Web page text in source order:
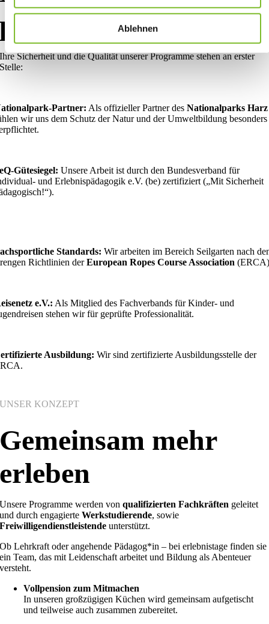
Ablehnen
pädagogisch!
Ihre Sicherheit und die Qualität unserer Programme stehen an erster
Stelle:
Partner: Als offizieller Partner desNationalparks Harz
wir uns dem Schutz der Natur und der Umweltbildung besonders
Gütesiegel: Unsere Arbeit ist durch den Bundesverband für
und Erlebnispädagogik e.V. (be) zertifiziert („Mit Sicherheit
Standards: Wir arbeiten im Bereich Seilgarten nach
Richtlinien derEuropean Ropes Course Association
e.V.: Als Mitglied des Fachverbands für Kinder- und
stehen wir für geprüfte Professionalität.
Ausbildung: Wir sind zertifizierte Ausbildungsstelle der
UNSER KONZEPT
Gemeinsam mehr
erleben
Unsere Programme werden vonqualifizierten Fachkräften geleitet
und durch engagierteWerkstudierende, sowie
Freiwilligendienstleistende unterstützt.
Ob Lehrkraft oder angehende Pädagog*in – bei erlebnistage finden sie
ein Team, das mit Leidenschaft arbeitet und Bildung als Abenteuer
versteht.
Vollpension zum Mitmachen
In unseren großzügigen Küchen wird gemeinsam aufgetischt
und teilweise auch zusammen zubereitet.